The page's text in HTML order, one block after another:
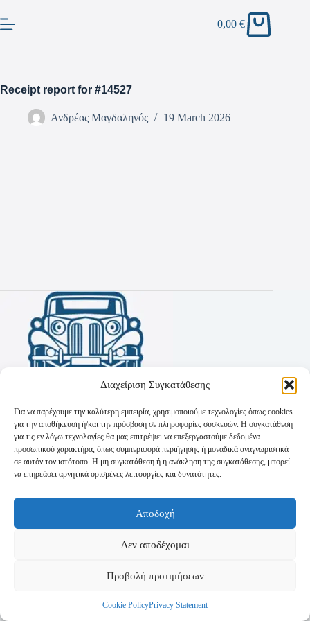
Διαχείριση Συγκατάθεσης
Για να παρέχουμε την καλύτερη εμπειρία, χρησιμοποιούμε τεχνολογίες όπως cookies
για την αποθήκευση ή/και την πρόσβαση σε πληροφορίες συσκευών. Η συγκατάθεση
για τις εν λόγω τεχνολογίες θα μας επιτρέψει να επεξεργαστούμε δεδομένα
προσωπικού χαρακτήρα, όπως συμπεριφορά περιήγησης ή μοναδικά αναγνωριστικά
σε αυτόν τον ιστότοπο. Η μη συγκατάθεση ή η ανάκληση της συγκατάθεσης, μπορεί
να επηρεάσει αρνητικά ορισμένες λειτουργίες και δυνατότητες.
Αποδοχή
Δεν αποδέχομαι
Προβολή προτιμήσεων
Cookie PolicyPrivacy Statement
0,00€
Receipt report for #14527
Ανδρέας Μαγδαληνός 19 March 2026
Πολιτική Απορρήτου
Τρόποι Αποστολής
Τρόποι Πληρωμής